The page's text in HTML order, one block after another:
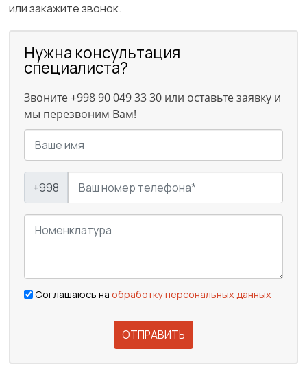
или закажите звонок.
Нужна консультация
специалиста?
Звоните +998 90 049 33 30 или оставьте заявку и
мы перезвоним Вам!
+998
Соглашаюсь наобработку персональных данных
ОТПРАВИТЬ